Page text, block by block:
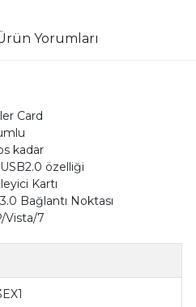
Yorumları
Card
kadar
özelliği
Kartı
Bağlantı Noktası
Vista/7